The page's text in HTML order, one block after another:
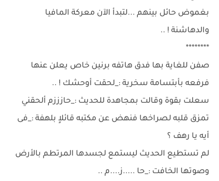
بغموض حائل بينهم ...لتبدأ الآن معركة المافيا
والدهاشنة ! ..
********
صفن للغاية بها فدق هاتفه برنين خاص يعلن عنها
فرفعه بأبتسامة سخرية :_لحقت أوحشك ! ..
سعلت بقوة وقالت بمجاهدة للحديث :_حازززم ألحقني
تمزق قلبه لصراخها فنهض عن مكتبه قائلاٍ بلهفة :_فى
أيه يا رهف ؟
لم تستطيع الحديث ليستمع لجسدها المرتطم بالأرض
وصوتها الخافت :_حا .....ز....م ..